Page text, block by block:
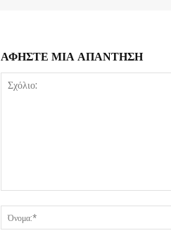
ΑΦΗΣΤΕ ΜΙΑ ΑΠΑΝΤΗΣΗ